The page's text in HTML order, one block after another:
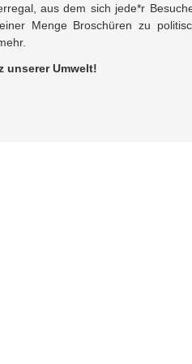
aus dem sich jede*r
Menge Broschüren zu
unserer Umwelt!